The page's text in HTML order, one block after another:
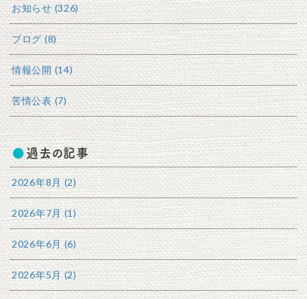
お知らせ (326)
ブログ (8)
情報公開 (14)
苦情公表 (7)
過去の記事
2026年8月 (2)
2026年7月 (1)
2026年6月 (6)
2026年5月 (2)